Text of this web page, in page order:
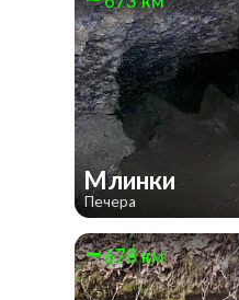
Млинки
Печера
678 км